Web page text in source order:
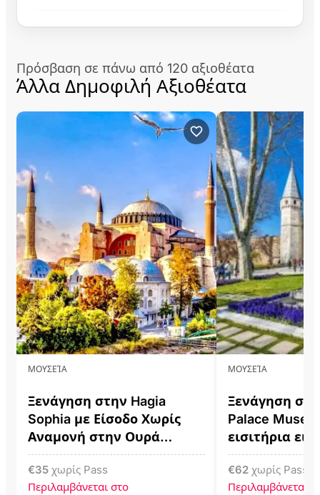
Πρόσβαση σε πάνω από 120 αξιοθέατα
Άλλα Δημοφιλή Αξιοθέατα
ΜΟΥΣΕΊΑ
Ξενάγηση στην Hagia
Sophia με Είσοδο Χωρίς
Αναμονή στην Ουρά
Εισιτηρίων
€35 χωρίς Pass
Περιλαμβάνεται στο
ΜΟΥΣΕΊΑ
Ξενάγηση
Palace
εισιτήρια
€62 χωρίς Pass
Περιλαμβάνεται